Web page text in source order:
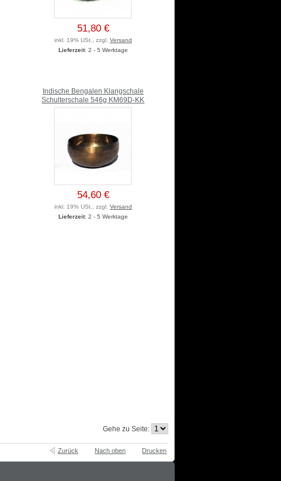
51,80 €
inkl. 19% USt., zzgl. Versand
Lieferzeit: 2 - 5 Werktage
Indische Bengalen Klangschale
Schulterschale 546g KM69D-KK
54,60 €
inkl. 19% USt., zzgl. Versand
Lieferzeit: 2 - 5 Werktage
Gehe zu Seite:
Zurück Nach oben Drucken